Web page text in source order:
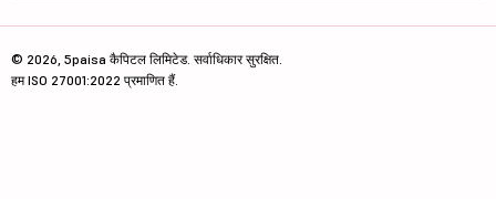
© 2026, 5paisa कैपिटल लिमिटेड. सर्वाधिकार सुरक्षित.
हम ISO 27001:2022 प्रमाणित हैं.